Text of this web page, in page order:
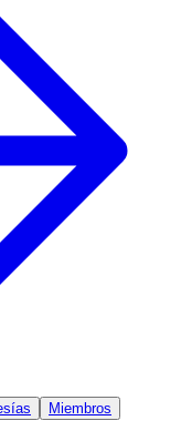
Miembros